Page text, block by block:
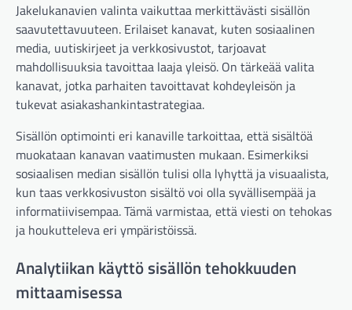
Jakelukanavien valinta vaikuttaa merkittävästi sisällön
saavutettavuuteen. Erilaiset kanavat, kuten sosiaalinen
media, uutiskirjeet ja verkkosivustot, tarjoavat
mahdollisuuksia tavoittaa laaja yleisö. On tärkeää valita
kanavat, jotka parhaiten tavoittavat kohdeyleisön ja
tukevat asiakashankintastrategiaa.
Sisällön optimointi eri kanaville tarkoittaa, että sisältöä
muokataan kanavan vaatimusten mukaan. Esimerkiksi
sosiaalisen median sisällön tulisi olla lyhyttä ja visuaalista,
kun taas verkkosivuston sisältö voi olla syvällisempää ja
informatiivisempaa. Tämä varmistaa, että viesti on tehokas
ja houkutteleva eri ympäristöissä.
Analytiikan käyttö sisällön tehokkuuden
mittaamisessa